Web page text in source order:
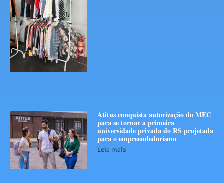
Atitus conquista autorização do MEC
para se tornar a primeira
universidade privada do RS projetada
para o empreendedorismo
Leia mais